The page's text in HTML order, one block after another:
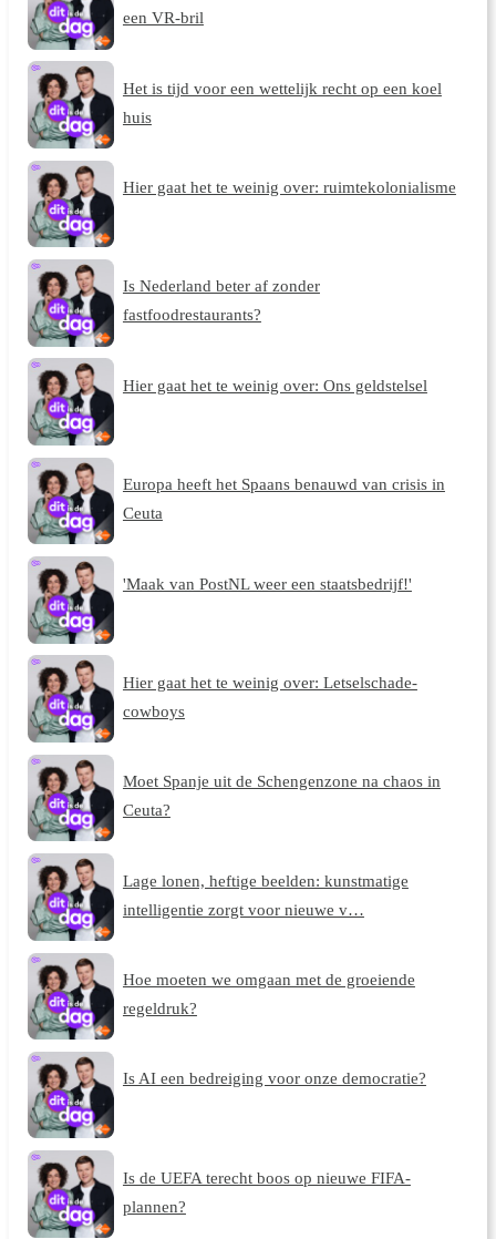
een VR-bril
Het is tijd voor een wettelijk recht op een koel
huis
Hier gaat het te weinig over: ruimtekolonialisme
Is Nederland beter af zonder
fastfoodrestaurants?
Hier gaat het te weinig over: Ons geldstelsel
Europa heeft het Spaans benauwd van crisis in
Ceuta
'Maak van PostNL weer een staatsbedrijf!'
Hier gaat het te weinig over: Letselschade-
cowboys
Moet Spanje uit de Schengenzone na chaos in
Ceuta?
Lage lonen, heftige beelden: kunstmatige
intelligentie zorgt voor nieuwe v…
Hoe moeten we omgaan met de groeiende
regeldruk?
Is AI een bedreiging voor onze democratie?
Is de UEFA terecht boos op nieuwe FIFA-
plannen?